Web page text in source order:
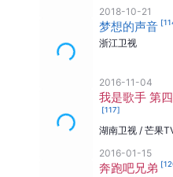
2018-10-21
梦想的声音 [
浙江卫视
2016-11-04
我是歌手 第
[117]
湖南卫视 / 芒果
2016-01-15
奔跑吧兄弟 [